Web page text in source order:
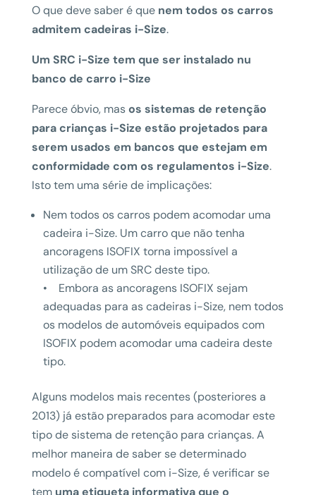
O que deve saber é que nem todos os carros
admitem cadeiras i-Size.
Um SRC i-Size tem que ser instalado nu
banco de carro i-Size
Parece óbvio, masos sistemas de retenção
para crianças i-Size estão projetados para
serem usados ​​em bancos que estejam em
conformidade com os regulamentos i-Size.
Isto tem uma série de implicações:
Nem todos os carros podem acomodar uma
cadeira i-Size. Um carro que não tenha
ancoragens ISOFIX torna impossível a
utilização de um SRC deste tipo.
• Embora as ancoragens ISOFIX sejam
adequadas para as cadeiras i-Size, nem todos
os modelos de automóveis equipados com
ISOFIX podem acomodar uma cadeira deste
tipo.
Alguns modelos mais recentes (posteriores a
2013) já estão preparados para acomodar este
tipo de sistema de retenção para crianças. A
melhor maneira de saber se determinado
modelo é compatível com i-Size, é verificar se
tem uma etiqueta informativa que o